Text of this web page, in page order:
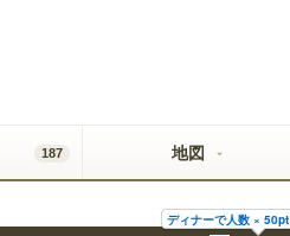
187 地図
ディナーで人数 × 50pt